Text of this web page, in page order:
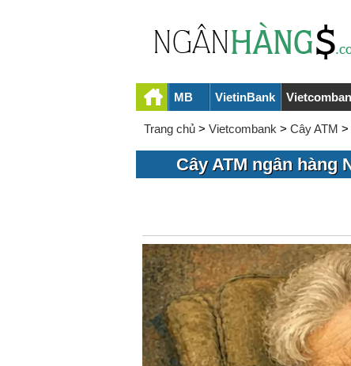
MB VietinBank
Trang chủ> Vietcombank > Cây ATM >
Cây ATM ngân hàng